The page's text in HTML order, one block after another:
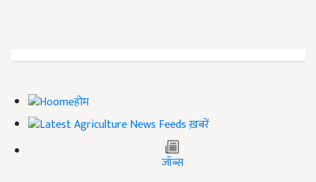
होम
ख़बरें
जॉब्स